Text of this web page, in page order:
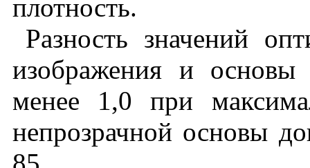
плотность.
Разность значений
изображения и
менее 1,0 при
непрозрачной основы